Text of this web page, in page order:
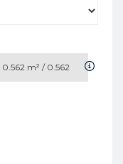
0.562 m² / 0.562